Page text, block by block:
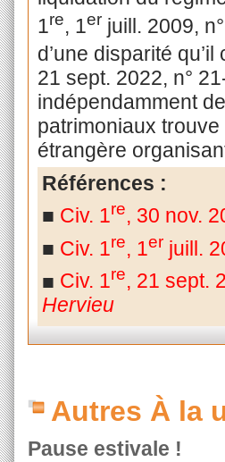
1re, 1erjuill. 2009,
d’une disparité
21 sept. 2022, n°
indépendamment
patrimoniaux
étrangère
Références :
■ Civ. 1re, 30 nov.
■ Civ. 1re, 1erjuill.
■ Civ. 1re, 21 sept.
Hervieu
Autres À la
Pause estivale !